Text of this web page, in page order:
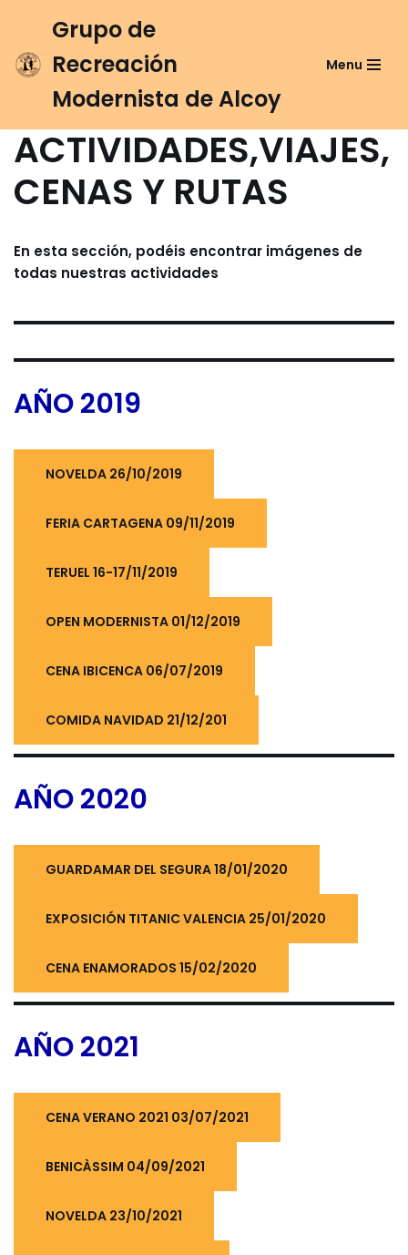
Saltar
al
contenido
Grupo de
Recreación
Modernista de Alcoy
Menu
ACTIVIDADES,VIAJES,
CENAS Y RUTAS
En esta sección, podéis encontrar imágenes de
todas nuestras actividades
AÑO 2019
NOVELDA 26/10/2019
FERIA CARTAGENA 09/11/2019
TERUEL 16-17/11/2019
OPEN MODERNISTA 01/12/2019
CENA IBICENCA 06/07/2019
COMIDA NAVIDAD 21/12/201
AÑO 2020
GUARDAMAR DEL SEGURA 18/01/2020
EXPOSICIÓN TITANIC VALENCIA 25/01/2020
CENA ENAMORADOS 15/02/2020
AÑO 2021
CENA VERANO 2021 03/07/2021
BENICÀSSIM 04/09/2021
NOVELDA 23/10/2021